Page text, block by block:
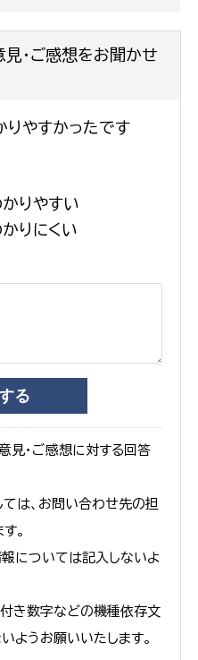
・ご感想をお聞かせ
りやすかったです
りやすい
りにくい
見・ご感想に対する回答
は、お問い合わせ先の担
。
については記入しないよ
き数字などの機種依存文
ようお願いいたします。